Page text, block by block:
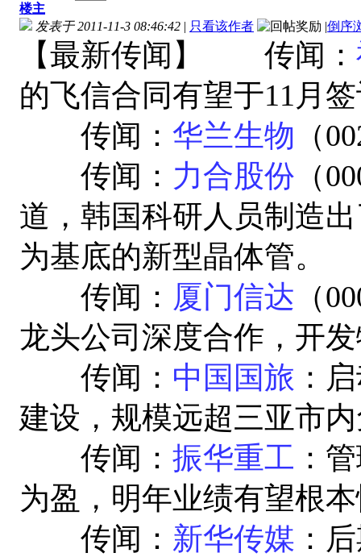
楼主
发表于 2011-11-3 08:46:42 | 只看该作者 |倒序
【最新传闻】 传闻：
的飞信合同有望于11月
传闻： 华兰生物 （
传闻： 力合股份 （
道，韩国科研人员制造
为基底的新型晶体管。
传闻： 厦门信达 （
龙头公司深度合作，开
传闻： 中国国旅 ：
建设，规模远超三亚市
传闻： 振华重工 ：
为盈，明年业绩有望根
传闻： 新华传媒 ：